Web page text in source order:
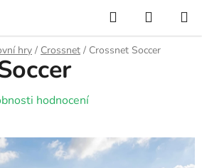
Hledat
KOŠÍK
hry / Crossnet / Crossnet Soccer
hodnocení